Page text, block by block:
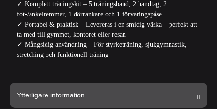
✓ Komplett träningskit – 5 träningsband, 2 handtag, 2
fot-/ankelremmar, 1 dörrankare och 1 förvaringspåse
✓ Portabel & praktisk – Levereras i en smidig väska – perfekt att
ta med till gymmet, kontoret eller resan
✓ Mångsidig användning – För styrketräning, sjukgymnastik,
stretching och funktionell träning
Ytterligare information